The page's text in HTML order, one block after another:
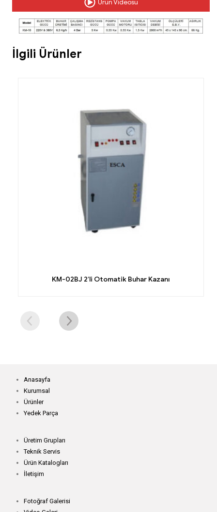
Ürün Videosu
İlgili Ürünler
KM-02BJ 2’li Otomatik Buhar Kazanı
Anasayfa
Kurumsal
Ürünler
Yedek Parça
Üretim Grupları
Teknik Servis
Ürün Katalogları
İletişim
Fotoğraf Galerisi